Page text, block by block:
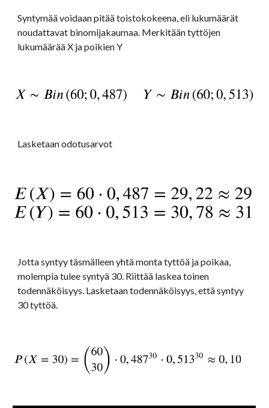
Syntymää voidaan pitää toistokokeena, eli lukumäärät
noudattavat binomijakaumaa. Merkitään tyttöjen
lukumäärää X ja poikien Y
Lasketaan odotusarvot
Jotta syntyy täsmälleen yhtä monta tyttöä ja poikaa,
molempia tulee syntyä 30. Riittää laskea toinen
todennäköisyys. Lasketaan todennäköisyys, että syntyy
30 tyttöä.